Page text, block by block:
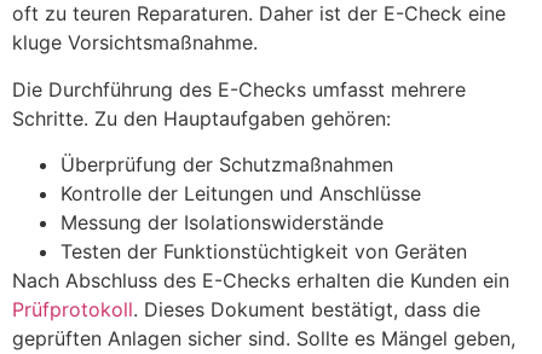
oft zu teuren Reparaturen. Daher ist der E-Check eine
kluge Vorsichtsmaßnahme.
Die Durchführung des E-Checks umfasst mehrere
Schritte. Zu den Hauptaufgaben gehören:
Überprüfung der Schutzmaßnahmen
Kontrolle der Leitungen und Anschlüsse
Messung der Isolationswiderstände
Testen der Funktionstüchtigkeit von Geräten
Nach Abschluss des E-Checks erhalten die Kunden ein
Prüfprotokoll. Dieses Dokument bestätigt, dass die
geprüften Anlagen sicher sind. Sollte es Mängel geben,